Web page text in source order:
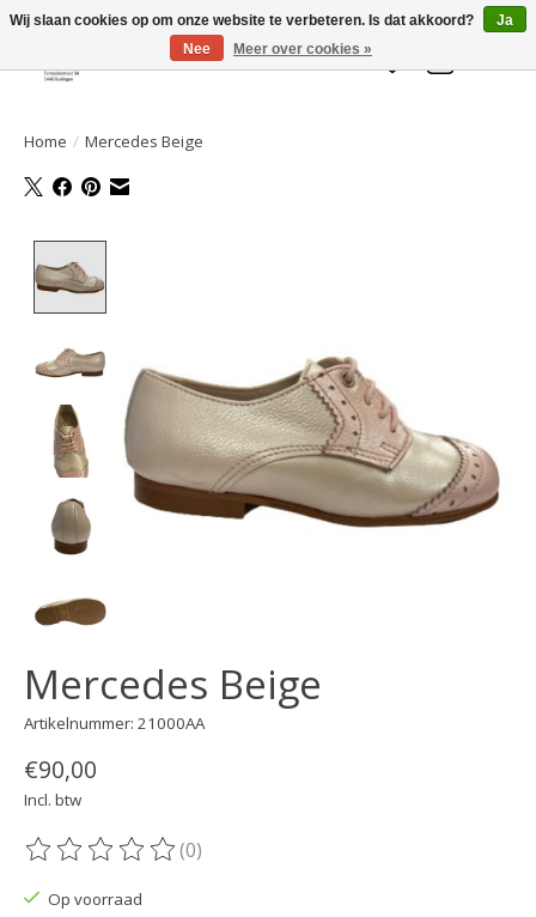
Welkom bij de Gelaarsde KAT
Verlanglijst
Home / Mercedes Beige
Mercedes Beige
Artikelnummer: 21000AA
€90,00
Incl. btw
De beoordeling van dit product is
(0)
Op voorraad
Wij slaan cookies op om onze website te verbeteren. Is dat akkoord?
Ja
Nee
Meer over cookies »